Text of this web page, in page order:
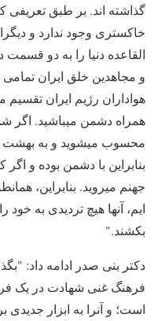
گذاشته اند. بر طبق تعریفی
خاکستری وجود ندارد و
القاعده دنیا را به دو قسمت
و مجاهدین خلق ایران تمامی
هواداران رژیم ایران تقسیم
همراه دشمن میباشید. اگر
محسوب میشوید و به بهشت
بنابراین با دشمن بوده و
جهنم میروید. بنابراین،
ایم، آنها هیچ تردیدی به خود
بکشند."
دکتر بنی صدر ادامه داد:
فرهنگ غنی شهادت در یک
است؛ و آنرا به ابزار